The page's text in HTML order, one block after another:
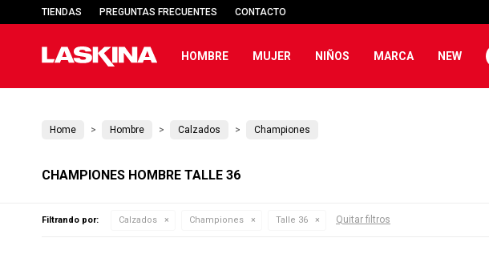
HOMBRE MUJER NIÑOS MARCA NEW
TIENDAS PREGUNTAS FRECUENTES CONTACTO
Home Hombre Calzados Championes
CHAMPIONES HOMBRE TALLE 36
Filtrando por: Calzados Championes Talle 36 Quitar filtros